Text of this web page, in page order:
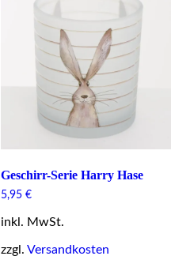
Geschirr-Serie Harry Hase
5,95 €
inkl. MwSt.
zzgl. Versandkosten